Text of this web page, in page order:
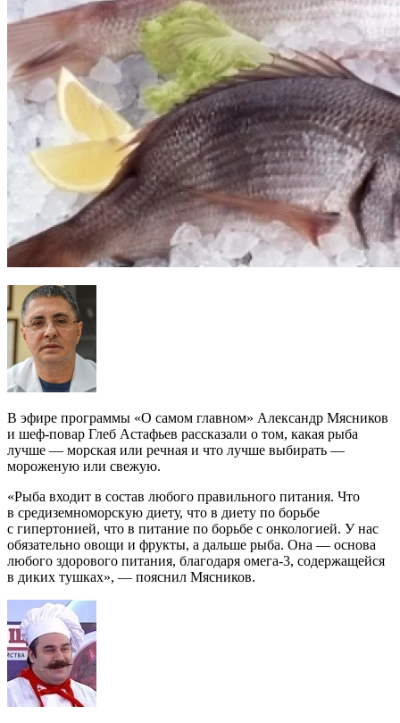
В эфире программы «О самом главном» Александр Мясников
и шеф-повар Глеб Астафьев рассказали о том, какая рыба
лучше — морская или речная и что лучше выбирать —
мороженую или свежую.
«Рыба входит в состав любого правильного питания. Что
в средиземноморскую диету, что в диету по борьбе
с гипертонией, что в питание по борьбе с онкологией. У нас
обязательно овощи и фрукты, а дальше рыба. Она — основа
любого здорового питания, благодаря омега-3, содержащейся
в диких тушках», — пояснил Мясников.